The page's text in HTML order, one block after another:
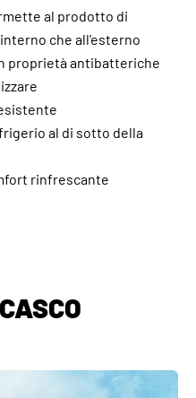
al prodotto di
che all'esterno
proprietà antibatteriche
al di sotto della
rinfrescante